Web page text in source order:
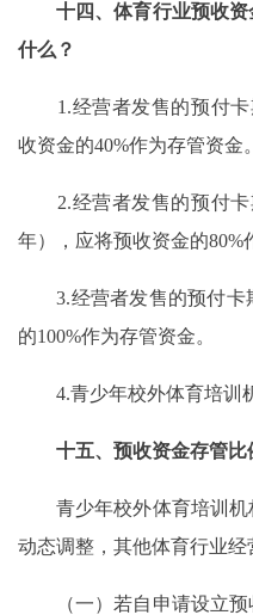
十四、体育行业预收资
什么？
1.经营者发售的预付卡
收资金的40%作为存管资金。
2.经营者发售的预付卡
年），应将预收资金的80%
3.经营者发售的预付卡
的100%作为存管资金。
4.青少年校外体育培训机
十五、预收资金存管比
青少年校外体育培训机
动态调整，其他体育行业经
（一）若自申请设立预